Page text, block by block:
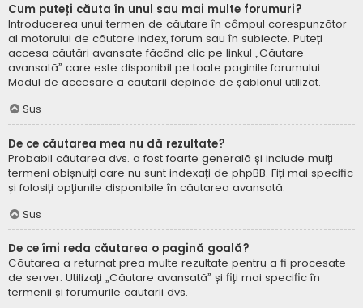
Cum puteți căuta în unul sau mai multe forumuri?
Introducerea unui termen de căutare în câmpul corespunzător
al motorului de căutare index, forum sau în subiecte. Puteți
accesa căutări avansate făcând clic pe linkul „Căutare
avansată” care este disponibil pe toate paginile forumului.
Modul de accesare a căutării depinde de șablonul utilizat.
Sus
De ce căutarea mea nu dă rezultate?
Probabil căutarea dvs. a fost foarte generală și include mulți
termeni obișnuiți care nu sunt indexați de phpBB. Fiți mai specific
și folosiți opțiunile disponibile în căutarea avansată.
Sus
De ce îmi reda căutarea o pagină goală?
Căutarea a returnat prea multe rezultate pentru a fi procesate
de server. Utilizați „Căutare avansată” și fiți mai specific în
termenii și forumurile căutării dvs.